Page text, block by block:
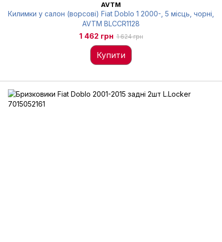
AVTM
Килимки у салон (ворсові) Fiat Doblo 1 2000-, 5 місць, чорні,
AVTM BLCCR1128
1 462 грн 1 624 грн
Купити